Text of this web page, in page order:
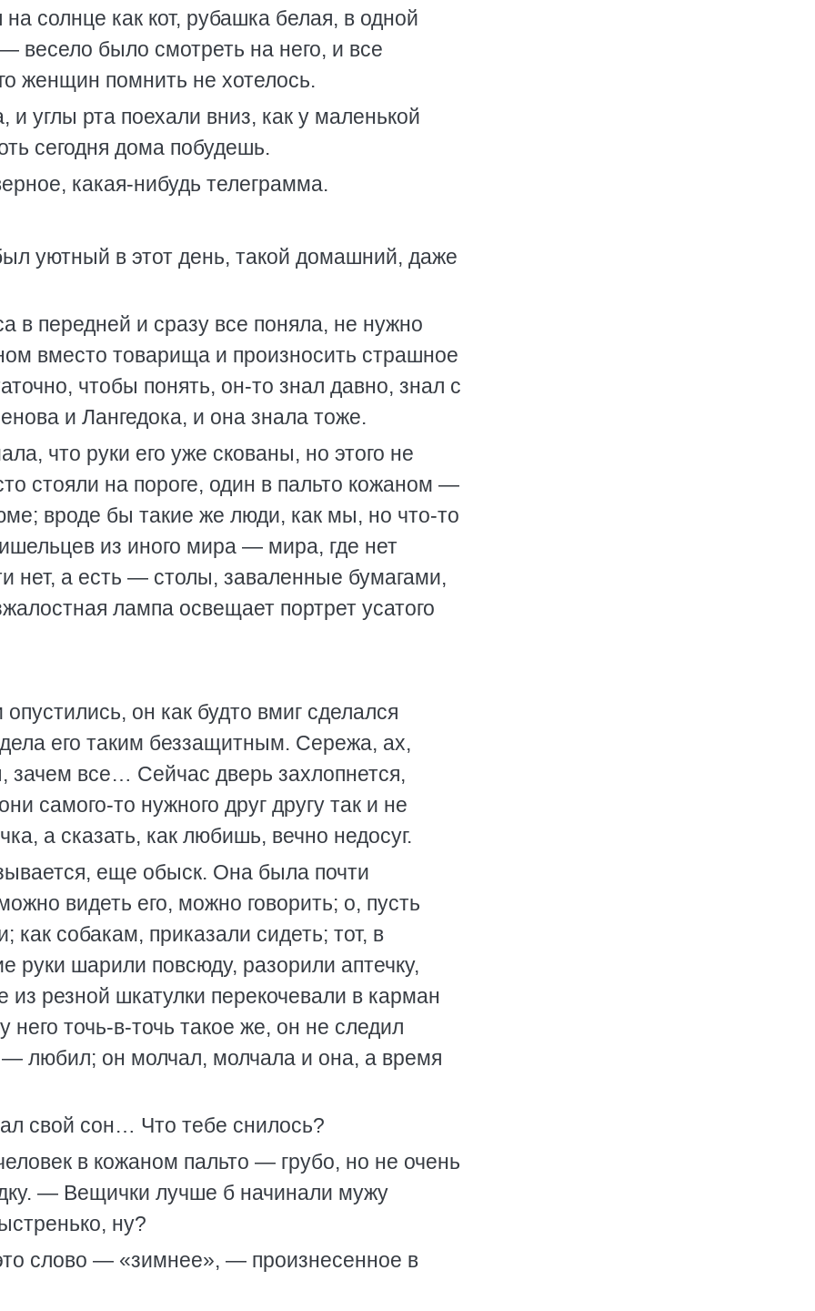
солнце как кот, рубашка белая, в одной
весело было смотреть на него, и все
женщин помнить не хотелось.
углы рта поехали вниз, как у маленькой
сегодня дома побудешь.
какая-нибудь телеграмма.
уютный в этот день, такой домашний, даже
в передней и сразу все поняла, не нужно
вместо товарища и произносить страшное
чтобы понять, он-то знал давно, знал с
и Лангедока, и она знала тоже.
что руки его уже скованы, но этого не
стояли на пороге, один в пальто кожаном —
вроде бы такие же люди, как мы, но что-то
из иного мира — мира, где нет
нет, а есть — столы, заваленные бумагами,
лампа освещает портрет усатого
он как будто вмиг сделался
его таким беззащитным. Сережа, ах,
все… Сейчас дверь захлопнется,
самого-то нужного друг другу так и не
а сказать, как любишь, вечно недосуг.
еще обыск. Она была почти
видеть его, можно говорить; о, пусть
собакам, приказали сидеть; тот, в
руки шарили повсюду, разорили аптечку,
из резной шкатулки перекочевали в карман
него точь-в-точь такое же, он не следил
любил; он молчал, молчала и она, а время
свой сон… Что тебе снилось?
в кожаном пальто — грубо, но не очень
— Вещички лучше б начинали мужу
ну?
слово — «зимнее», — произнесенное в